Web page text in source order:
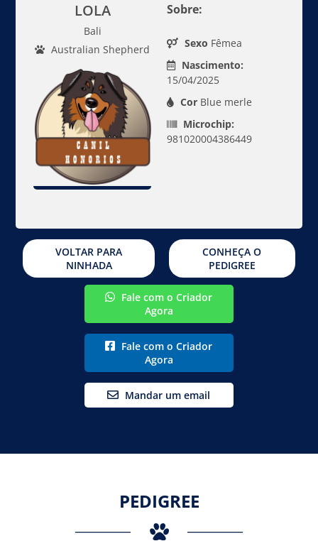
LOLA
Bali
Australian Shepherd
Sobre:
Sexo Fêmea
Nascimento:
15/04/2025
CorBlue merle
Microchip:
981020004386449
VOLTAR PARA
NINHADA
CONHEÇA O
PEDIGREE
Fale com o Criador
Agora
Fale com o Criador
Agora
Mandar um email
PEDIGREE